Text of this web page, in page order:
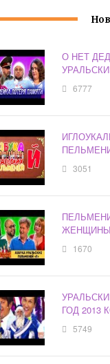
О НЕТ
6777
3051
ЖЕНЩИНЫ
1670
ГОД 2013
5749